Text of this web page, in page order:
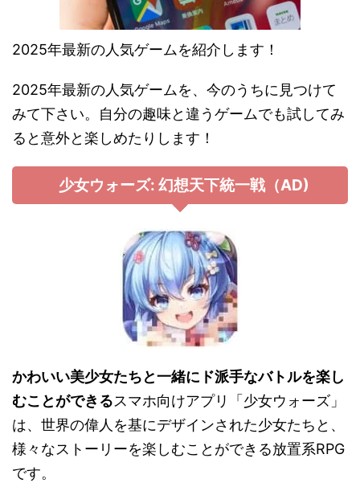
2025年最新の人気ゲームを紹介します！
2025年最新の人気ゲームを、今のうちに見つけて
みて下さい。自分の趣味と違うゲームでも試してみ
ると意外と楽しめたりします！
少女ウォーズ: 幻想天下統一戦（AD)
かわいい美少女たちと一緒にド派手なバトルを楽し
むことができるスマホ向けアプリ「少女ウォーズ」
は、世界の偉人を基にデザインされた少女たちと、
様々なストーリーを楽しむことができる放置系RPG
です。